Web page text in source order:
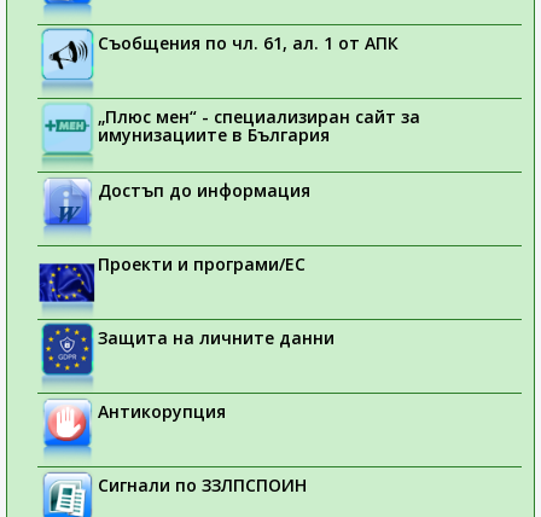
Съобщения по чл. 61, ал. 1 от АПК
„Плюс мен“ - специализиран сайт за
имунизациите в България
Достъп до информация
Проекти и програми/ЕС
Защита на личните данни
Антикорупция
Сигнали по ЗЗЛПСПОИН